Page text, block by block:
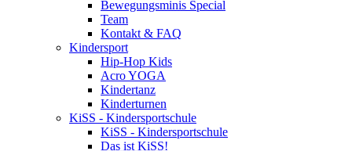
Bewegungsminis Special
Team
Kontakt & FAQ
Kindersport
Hip-Hop Kids
Acro YOGA
Kindertanz
Kinderturnen
KiSS - Kindersportschule
KiSS - Kindersportschule
Das ist KiSS!